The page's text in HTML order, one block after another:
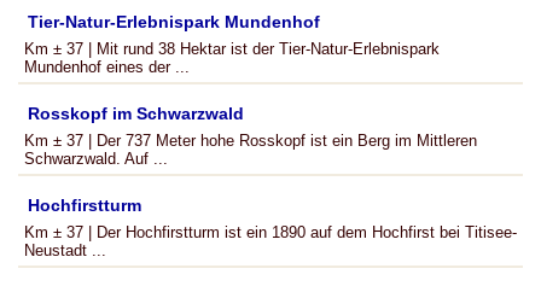
Tier-Natur-Erlebnispark Mundenhof
Km ± 37 | Mit rund 38 Hektar ist der Tier-Natur-Erlebnispark
Mundenhof eines der ...
Rosskopf im Schwarzwald
Km ± 37 | Der 737 Meter hohe Rosskopf ist ein Berg im Mittleren
Schwarzwald. Auf ...
Hochfirstturm
Km ± 37 | Der Hochfirstturm ist ein 1890 auf dem Hochfirst bei Titisee-
Neustadt ...